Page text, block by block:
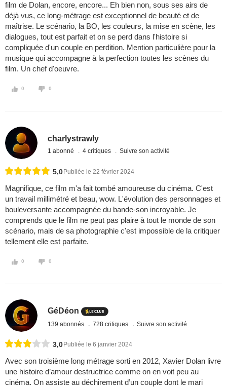
film de Dolan, encore, encore... Eh bien non, sous ses airs de
déjà vus, ce long-métrage est exceptionnel de beauté et de
maîtrise. Le scénario, la BO, les couleurs, la mise en scène, les
dialogues, tout est parfait et on se perd dans l'histoire si
compliquée d'un couple en perdition. Mention particulière pour la
musique qui accompagne à la perfection toutes les scènes du
film. Un chef d'oeuvre.
0 0
charlystrawly
1 abonné 4 critiques Suivre son activité
5,0 Publiée le 22 février 2024
Magnifique, ce film m'a fait tombé amoureuse du cinéma. C'est
un travail millimétré et beau, wow. L'évolution des personnages et
bouleversante accompagnée du bande-son incroyable. Je
comprends que le film ne peut pas plaire à tout le monde de son
scénario, mais de sa photographie c'est impossible de la critiquer
tellement elle est parfaite.
0 0
GéDéon
139 abonnés 728 critiques Suivre son activité
3,0 Publiée le 6 janvier 2024
Avec son troisième long métrage sorti en 2012, Xavier Dolan livre
une histoire d’amour destructrice comme on en voit peu au
cinéma. On assiste au déchirement d’un couple dont le mari